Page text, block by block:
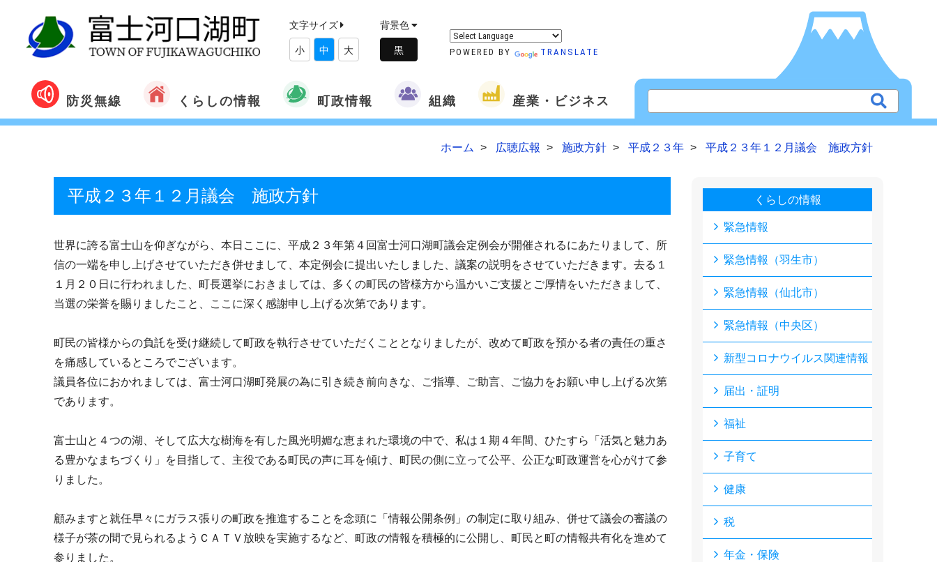
文字サイズ
小 中 大
背景色
POWERED BY TRANSLATE
防災無線 くらしの情報 町政情報 組織 産業・ビジネス
ホーム 広聴広報 施政方針 平成２３年 平成２３年１２月議会 施政方針
平成２３年１２月議会 施政方針
世界に誇る富士山を仰ぎながら、本日ここに、平成２３年第４回富士河口湖町議会定例会が開催されるにあたりまして、所
信の一端を申し上げさせていただき併せまして、本定例会に提出いたしました、議案の説明をさせていただきます。去る１
１月２０日に行われました、町長選挙におきましては、多くの町民の皆様方から温かいご支援とご厚情をいただきまして、
当選の栄誉を賜りましたこと、ここに深く感謝申し上げる次第であります。
町民の皆様からの負託を受け継続して町政を執行させていただくこととなりましたが、改めて町政を預かる者の責任の重さ
を痛感しているところでございます。
議員各位におかれましては、富士河口湖町発展の為に引き続き前向きな、ご指導、ご助言、ご協力をお願い申し上げる次第
であります。
富士山と４つの湖、そして広大な樹海を有した風光明媚な恵まれた環境の中で、私は１期４年間、ひたすら「活気と魅力あ
る豊かなまちづくり」を目指して、主役である町民の声に耳を傾け、町民の側に立って公平、公正な町政運営を心がけて参
りました。
顧みますと就任早々にガラス張りの町政を推進することを念頭に「情報公開条例」の制定に取り組み、併せて議会の審議の
様子が茶の間で見られるようＣＡＴＶ放映を実施するなど、町政の情報を積極的に公開し、町民と町の情報共有化を進めて
参りました。
くらしの情報
緊急情報
緊急情報（羽生市）
緊急情報（仙北市）
緊急情報（中央区）
新型コロナウイルス関連情報
届出・証明
福祉
子育て
健康
税
年金・保険